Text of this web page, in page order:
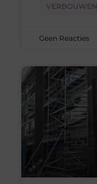
VERBOUWEN
Geen Reacties